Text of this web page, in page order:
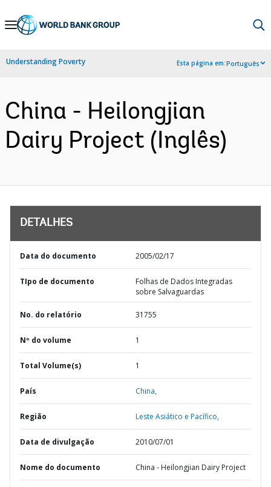
Skip
Navigation
Understanding Poverty Esta página em:Português
China - Heilongjian
Dairy Project (Inglês)
DETALHES
Data do documento 2005/02/17
TIpo de documento
Folhas de Dados Integradas
sobre Salvaguardas
No. do relatório 31755
Nº do volume 1
Total Volume(s) 1
País China,
Região Leste Asiático e Pacífico,
Data de divulgação 2010/07/01
Nome do documento China - Heilongjian Dairy Project